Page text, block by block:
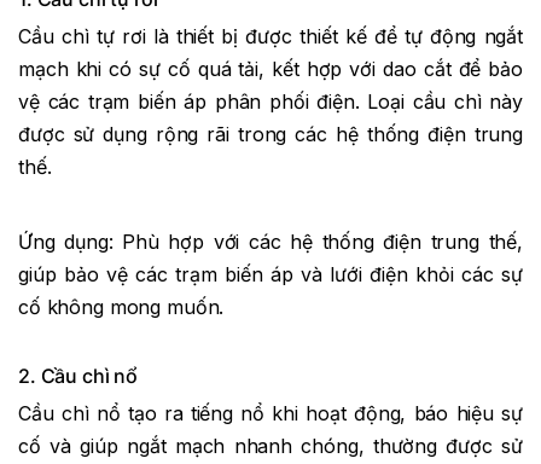
Cầu chì tự rơi là thiết bị được thiết kế để tự động ngắt
mạch khi có sự cố quá tải, kết hợp với dao cắt để bảo
vệ các trạm biến áp phân phối điện. Loại cầu chì này
được sử dụng rộng rãi trong các hệ thống điện trung
thế.
Ứng dụng: Phù hợp với các hệ thống điện trung thế,
giúp bảo vệ các trạm biến áp và lưới điện khỏi các sự
cố không mong muốn.
2. Cầu chì nổ
Cầu chì nổ tạo ra tiếng nổ khi hoạt động, báo hiệu sự
cố và giúp ngắt mạch nhanh chóng, thường được sử